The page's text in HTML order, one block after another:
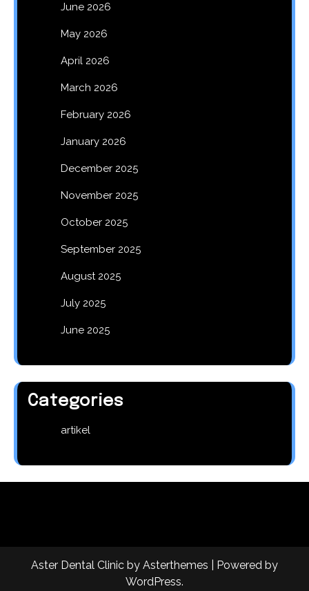
June 2026
May 2026
April 2026
March 2026
February 2026
January 2026
December 2025
November 2025
October 2025
September 2025
August 2025
July 2025
June 2025
Categories
artikel
Aster Dental Clinic by Asterthemes | Powered by
WordPress.